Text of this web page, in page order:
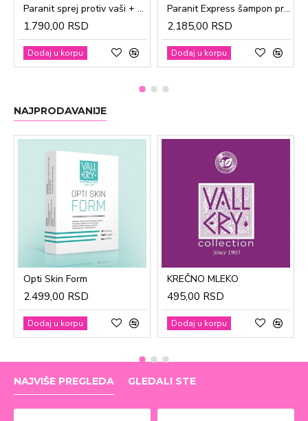
Paranit sprej protiv vaši + češalj 100ml
1.790,00 RSD
Dodaj u korpu
Paranit Express šampon protiv vaši + češalj 200ml
2.185,00 RSD
Dodaj u korpu
NAJPRODAVANIJE
Opti Skin Form
2.499,00 RSD
Dodaj u korpu
KREČNO MLEKO
495,00 RSD
Dodaj u korpu
NAJVIŠE PREGLEDA GLEDALI STE